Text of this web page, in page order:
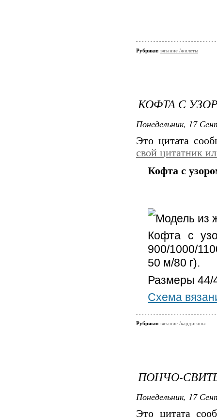
Рубрики: вязание /жилеты
КОФТА С
Понедельник, 17
Это цитата
свой цитатник
Кофта с
Модель из
Кофта с
900/1000/
50 м/80 г).
Размеры 44/
Схема
Рубрики: вязание /кардиганы
ПОНЧО-
Понедельник, 17
Это цитата